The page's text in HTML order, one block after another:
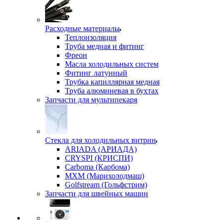
Расходные материалы
Теплоизоляция
Труба медная и фитинг
Фреон
Масла холодильных систем
Фитинг латунный
Трубка капиллярная медная
Труба алюминевая в бухтах
Запчасти для мультипекаря
Стекла для холодильных витрин
ARIADA (АРИАДА)
CRYSPI (КРИСПИ)
Carboma (Карбома)
MXM (Марихолодмаш)
Golfstream (Гольфстрим)
Запчасти для швейных машин